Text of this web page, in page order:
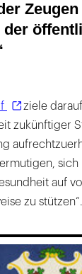
ziele
zukünftiger
auf
zu stützen“.